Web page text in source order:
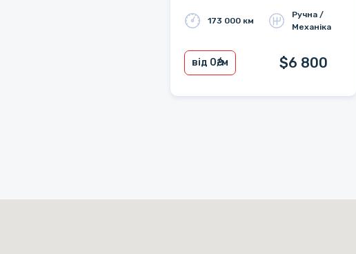
173 000 км
Ручна /
Механіка
від 0₴/м $6 800